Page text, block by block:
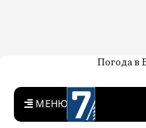
7-канал.
Жаңылыктар — Кыргызстан
Погода в
MENU